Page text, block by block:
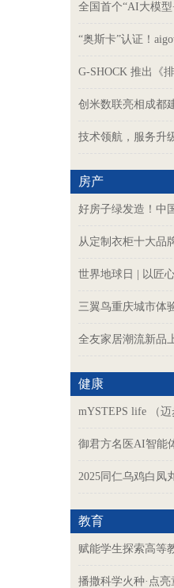
全国首个“AI大模
“奥斯卡”认证！
G-SHOCK 推出《
创米数联亮相成都
技术领航，服务升
房产
好房子绿发造！中
从定制衣柜十大品
世界地球日 | 以匠
三翼鸟重庆城市体
全友家居潮流新品
健康
mYSTEPS life （
御君方名医AI智能
2025同仁乌鸡白凤
教育
赋能学生探索高等
播撒科学火种·点